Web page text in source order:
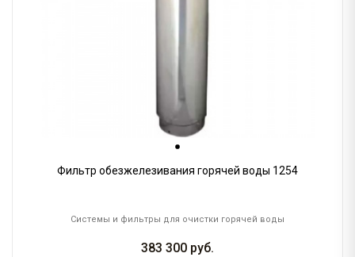
Фильтр обезжелезивания горячей воды 1254
Системы и фильтры для очистки горячей воды
383 300 руб.